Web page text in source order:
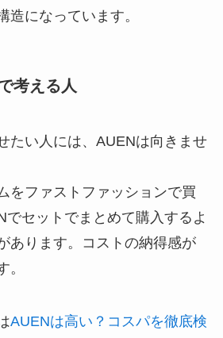
造になっています。
考える人
たい人には、AUENは向きませ
をファストファッションで買
でセットでまとめて購入するよ
あります。コストの納得感が
。
AUENは高い？コスパを徹底検